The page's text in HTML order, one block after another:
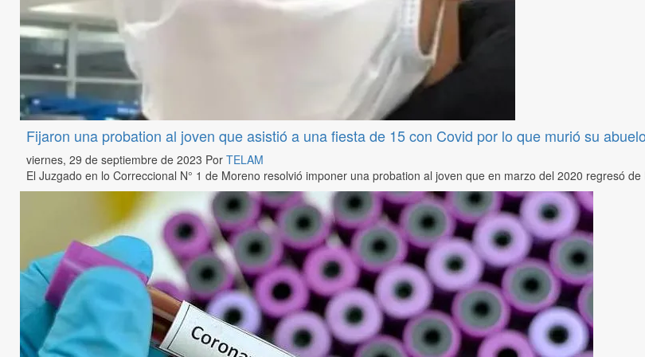
Fijaron una probation al joven que asistió a una fiesta de 15 con Covid por lo que murió su abuelo
viernes, 29 de septiembre de 2023 Por TELAM
El Juzgado en lo Correccional N° 1 de Moreno resolvió imponer una probation al joven que en marzo del 2020 regresó